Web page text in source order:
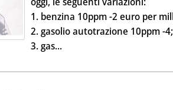
1. benzina 10ppm-2 euro per
2.gasolio autotrazione 10ppm-4;
3.gas...Leggi tutta la notizia: